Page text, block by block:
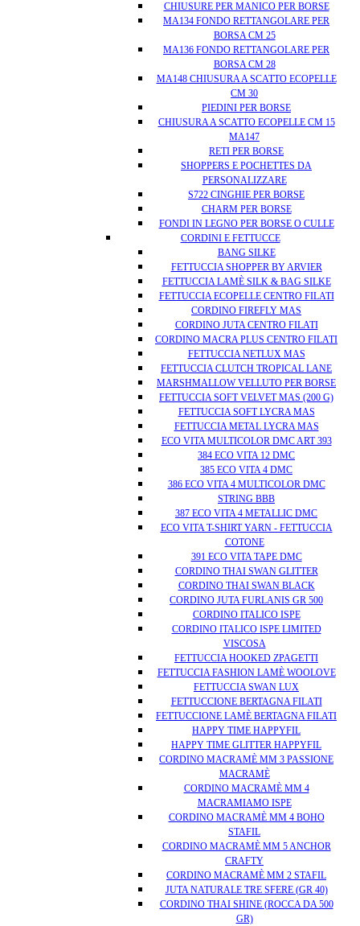
CHIUSURE PER MANICO PER BORSE
MA134 FONDO RETTANGOLARE PER
BORSA CM 25
MA136 FONDO RETTANGOLARE PER
BORSA CM 28
MA148 CHIUSURA A SCATTO ECOPELLE
CM 30
PIEDINI PER BORSE
CHIUSURA A SCATTO ECOPELLE CM 15
MA147
RETI PER BORSE
SHOPPERS E POCHETTES DA
PERSONALIZZARE
S722 CINGHIE PER BORSE
CHARM PER BORSE
FONDI IN LEGNO PER BORSE O CULLE
CORDINI E FETTUCCE
BANG SILKE
FETTUCCIA SHOPPER BY ARVIER
FETTUCCIA LAMÈ SILK & BAG SILKE
FETTUCCIA ECOPELLE CENTRO FILATI
CORDINO FIREFLY MAS
CORDINO JUTA CENTRO FILATI
CORDINO MACRA PLUS CENTRO FILATI
FETTUCCIA NETLUX MAS
FETTUCCIA CLUTCH TROPICAL LANE
MARSHMALLOW VELLUTO PER BORSE
FETTUCCIA SOFT VELVET MAS (200 G)
FETTUCCIA SOFT LYCRA MAS
FETTUCCIA METAL LYCRA MAS
ECO VITA MULTICOLOR DMC ART 393
384 ECO VITA 12 DMC
385 ECO VITA 4 DMC
386 ECO VITA 4 MULTICOLOR DMC
STRING BBB
387 ECO VITA 4 METALLIC DMC
ECO VITA T-SHIRT YARN - FETTUCCIA
COTONE
391 ECO VITA TAPE DMC
CORDINO THAI SWAN GLITTER
CORDINO THAI SWAN BLACK
CORDINO JUTA FURLANIS GR 500
CORDINO ITALICO ISPE
CORDINO ITALICO ISPE LIMITED
VISCOSA
FETTUCCIA HOOKED ZPAGETTI
FETTUCCIA FASHION LAMÈ WOOLOVE
FETTUCCIA SWAN LUX
FETTUCCIONE BERTAGNA FILATI
FETTUCCIONE LAMÈ BERTAGNA FILATI
HAPPY TIME HAPPYFIL
HAPPY TIME GLITTER HAPPYFIL
CORDINO MACRAMÈ MM 3 PASSIONE
MACRAMÈ
CORDINO MACRAMÈ MM 4
MACRAMIAMO ISPE
CORDINO MACRAMÈ MM 4 BOHO
STAFIL
CORDINO MACRAMÈ MM 5 ANCHOR
CRAFTY
CORDINO MACRAMÈ MM 2 STAFIL
JUTA NATURALE TRE SFERE (GR 40)
CORDINO THAI SHINE (ROCCA DA 500
GR)